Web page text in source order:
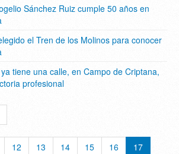
Sánchez Ruiz cumple 50 años en
el Tren de los Molinos para conocer
tiene una calle, en Campo de Criptana,
profesional
12 13 14 15 16
17